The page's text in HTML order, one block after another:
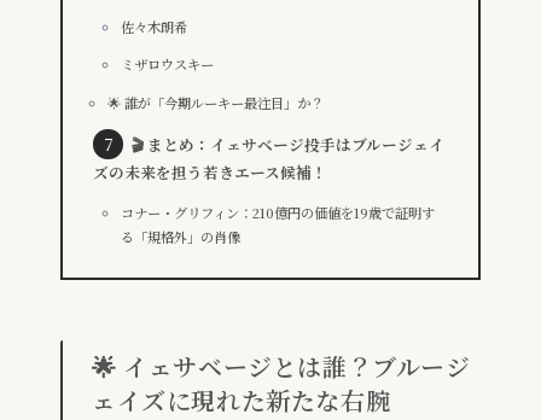
佐々木朗希
ミザロウスキー
🌟 誰が「今期ルーキー最注目」か？
🎬 まとめ：イェサベージ投手はブルージェイ
ズの未来を担う若きエース候補！
コナー・グリフィン：210億円の価値を19歳で証明す
る「規格外」の肖像
🌟 イェサベージとは誰？ブルージ
ェイズに現れた新たな右腕